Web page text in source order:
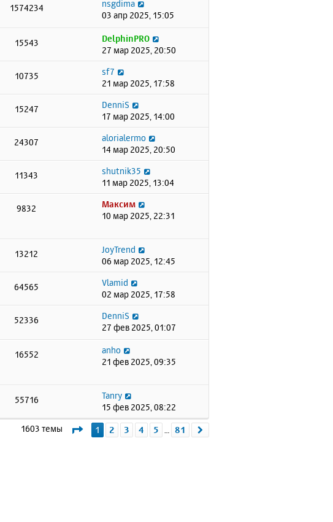
1574234
nsgdima
03 апр 2025, 15:05
15543
DelphinPRO
27 мар 2025, 20:50
10735
sf7
21 мар 2025, 17:58
15247
DenniS
17 мар 2025, 14:00
24307
alorialermo
14 мар 2025, 20:50
11343
shutnik35
11 мар 2025, 13:04
9832
Максим
10 мар 2025, 22:31
13212
JoyTrend
06 мар 2025, 12:45
64565
Vlamid
02 мар 2025, 17:58
52336
DenniS
27 фев 2025, 01:07
16552
anho
21 фев 2025, 09:35
55716
Tanry
15 фев 2025, 08:22
1603 темы Страница1 из 81
1 2 3 4 5 81